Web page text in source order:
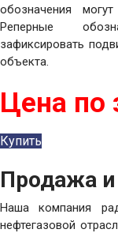
обозначения
Реперные
зафиксировать
объекта.
Цена по
Купить
Продажа
Наша компания
нефтегазовой